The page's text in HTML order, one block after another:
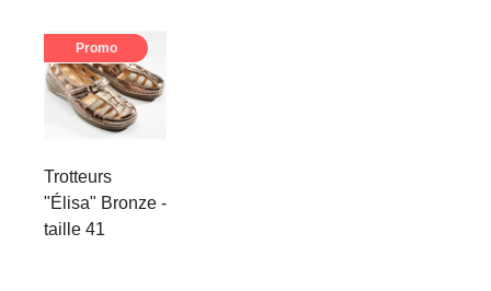
Promo
Trotteurs
"Élisa" Bronze -
taille 41